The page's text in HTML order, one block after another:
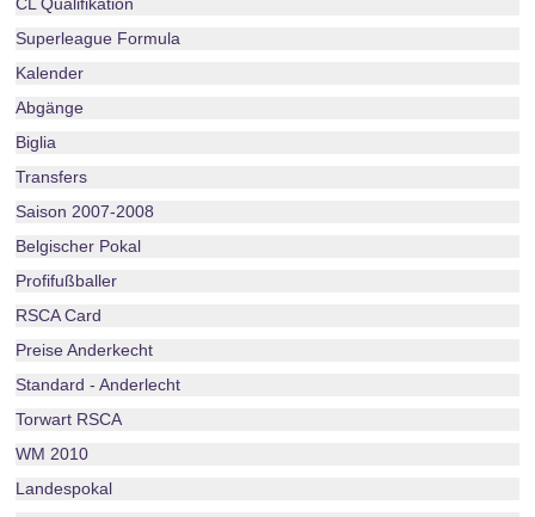
Superleague Formula
Kalender
Abgänge
Biglia
Transfers
Saison 2007-2008
Belgischer Pokal
Profifußballer
RSCA Card
Preise Anderkecht
Standard - Anderlecht
Torwart RSCA
WM 2010
Landespokal